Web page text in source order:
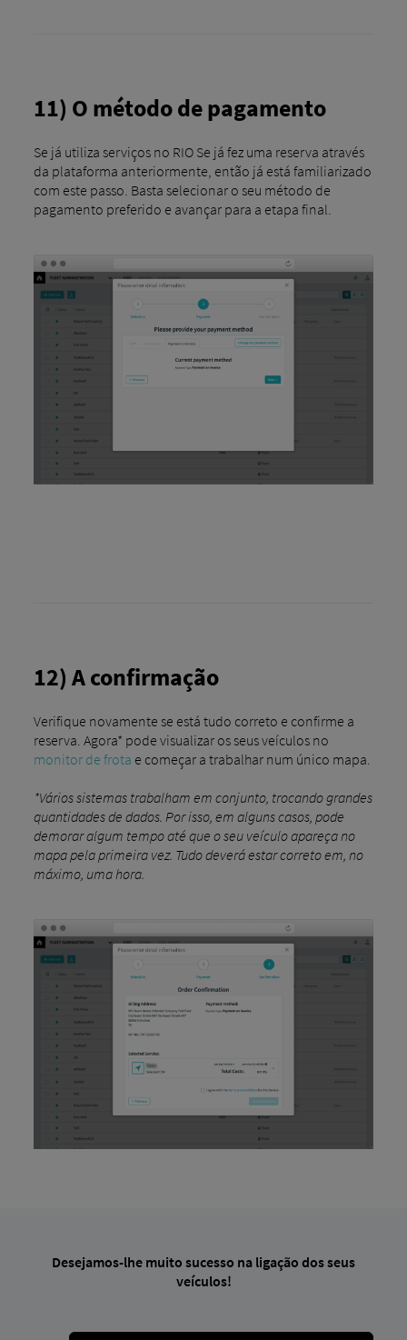
11) O método de pagamento
Se já utiliza serviços no RIO Se já fez uma reserva através
da plataforma anteriormente, então já está familiarizado
com este passo. Basta selecionar o seu método de
pagamento preferido e avançar para a etapa final.
12) A confirmação
Verifique novamente se está tudo correto e confirme a
reserva. Agora* pode visualizar os seus veículos no
monitor de frota e começar a trabalhar num único mapa.
*Vários sistemas trabalham em conjunto, trocando grandes
quantidades de dados. Por isso, em alguns casos, pode
demorar algum tempo até que o seu veículo apareça no
mapa pela primeira vez. Tudo deverá estar correto em, no
máximo, uma hora.
Desejamos-lhe muito sucesso na ligação dos seus
veículos!